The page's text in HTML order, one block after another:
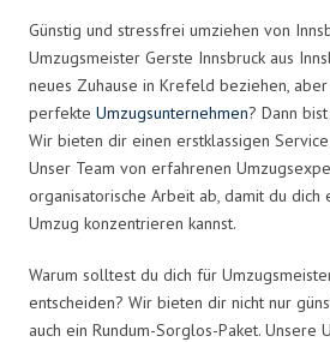
Günstig und stressfrei umziehen von
Umzugsmeister Gerste Innsbruck aus
neues Zuhause in Krefeld beziehen, aber
perfekte Umzugsunternehmen? Dann
Wir bieten dir einen erstklassigen
Unser Team von erfahrenen
organisatorische Arbeit ab, damit du dich
Umzug konzentrieren kannst.
Warum solltest du dich für
entscheiden? Wir bieten dir nicht nur
auch ein Rundum-Sorglos-Paket. Unsere